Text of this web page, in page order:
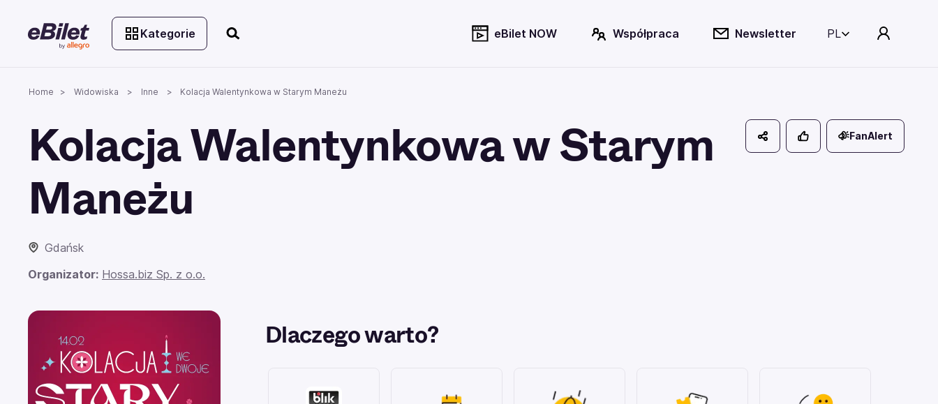
Kategorie eBilet NOW Współpraca Newsletter PL
Home Widowiska Inne Kolacja Walentynkowa w Starym Maneżu
Kolacja Walentynkowa w Starym
Maneżu
Gdańsk
Organizator: Hossa.biz Sp. z o.o.
FanAlert
Dlaczego warto?